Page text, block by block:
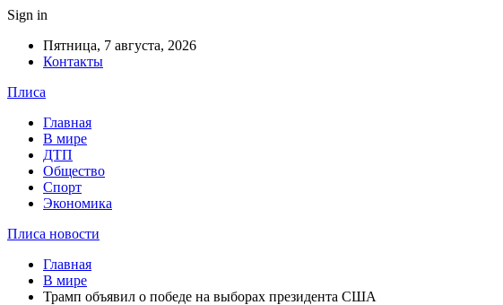
Sign in
Пятница, 7 августа, 2026
Контакты
Плиса
Главная
В мире
ДТП
Общество
Спорт
Экономика
Плиса новости
Главная
В мире
Трамп объявил о победе на выборах президента США